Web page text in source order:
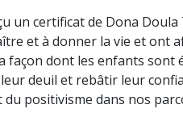
un certificat de Dona
et à donner la vie et ont
dont les enfants sont
deuil et rebâtir leur
positivisme dans nos